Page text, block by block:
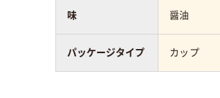
醤油
カップ
味
パッケージタイプ